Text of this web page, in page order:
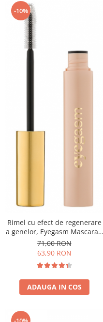
-10%
Rimel cu efect de regenerare
a genelor, Eyegasm Mascara -
8ml
71,00 RON
63,90 RON
ADAUGA IN COS